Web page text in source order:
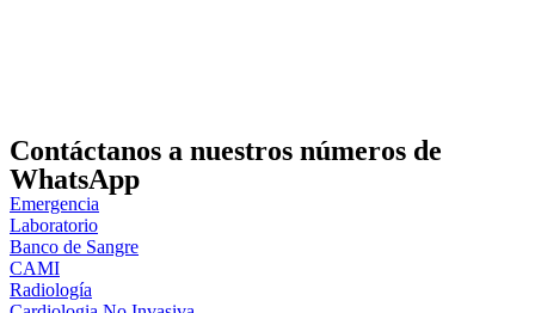
Contáctanos a nuestros números de
WhatsApp
Emergencia
Laboratorio
Banco de Sangre
CAMI
Radiología